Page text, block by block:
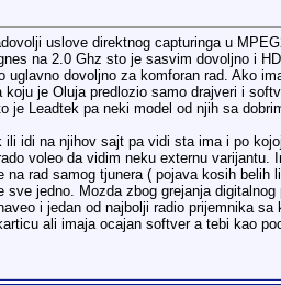
uslove direktnog capturinga u
na 2.0 Ghz sto je sasvim dovoljno i
uglavno dovoljno za komforan rad. Ako
je Oluja predlozio samo drajveri i
je Leadtek pa neki model od njih sa
ili idi na njihov sajt pa vidi sta ima i po
voleo da vidim neku externu
rad samog tjunera ( pojava kosih belih
sve jedno. Mozda zbog grejanja
i jedan od najbolji radio prijemnika
ali imaja ocajan softver a tebi kao